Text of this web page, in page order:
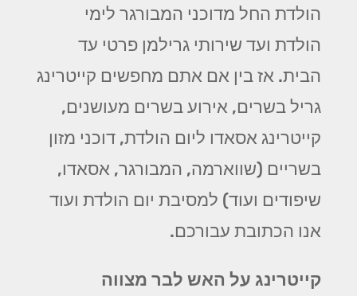
הולדת החל מדוכני המבורגר לימי
הולדת ועד שירותי גרילמן פרטי עד
הבית. אז בין אם אתם מחפשים קייטרינג
גריל בשרים, אירוע בשרים מעושנים,
קייטרינג אסאדו ליום הולדת, דוכני מזון
בשריים (שווארמה, המבורגר, אסאדו,
שיפודים ועוד) למסיבת יום הולדת ועוד
אנו הכתובת עבורכם.
קייטרינג על האש לבר מצווה